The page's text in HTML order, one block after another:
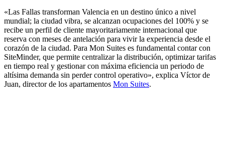
«Las Fallas transforman Valencia en un destino único a nivel
mundial; la ciudad vibra, se alcanzan ocupaciones del 100% y se
recibe un perfil de cliente mayoritariamente internacional que
reserva con meses de antelación para vivir la experiencia desde el
corazón de la ciudad. Para Mon Suites es fundamental contar con
SiteMinder, que permite centralizar la distribución, optimizar tarifas
en tiempo real y gestionar con máxima eficiencia un periodo de
altísima demanda sin perder control operativo», explica Víctor de
Juan, director de los apartamentos Mon Suites.